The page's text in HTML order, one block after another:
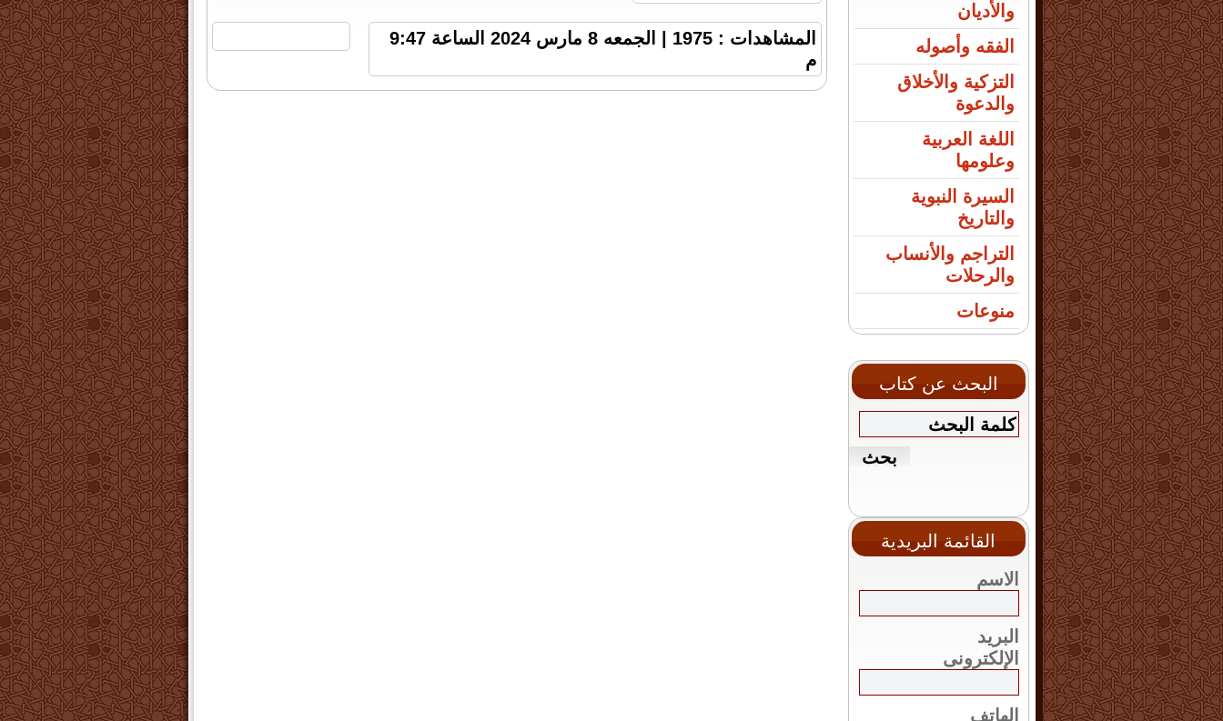
والأديان
الفقه وأصوله
التزكية والأخلاق
والدعوة
اللغة العربية
وعلومها
السيرة النبوية
والتاريخ
التراجم والأنساب
والرحلات
منوعات
البحث عن كتاب
القائمة البريدية
الاسم
البريد
الإلكترونى
الهاتف
المشاهدات : 1975 | الجمعه 8 مارس 2024 الساعة 9:47
م